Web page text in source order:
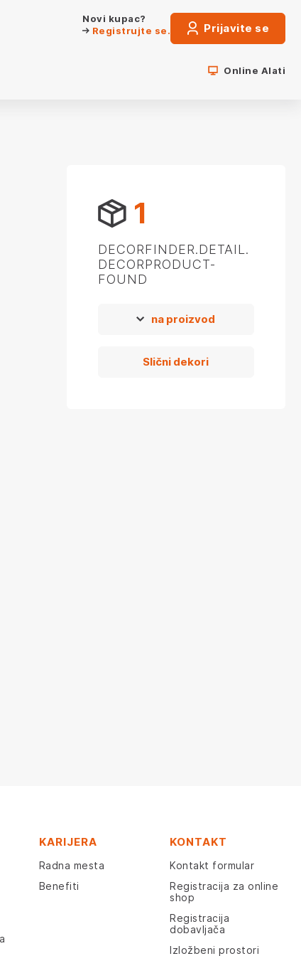
Novi kupac?
Registrujte se.
Prijavite se
Online Alati
1
DECORFINDER.DETAIL.
DECORPRODUCT-
FOUND
na proizvod
Slični dekori
KARIJERA
Radna mesta
Benefiti
KONTAKT
Kontakt formular
Registracija za online
shop
Registracija
dobavljača
Izložbeni prostori